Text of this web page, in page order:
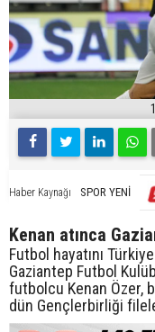
Haber Kaynağı SPOR YENİ
Kenan atınca
Futbol hayatını
Gaziantep Futbol
futbolcu Kenan Özer,
dün Gençlerbirliği